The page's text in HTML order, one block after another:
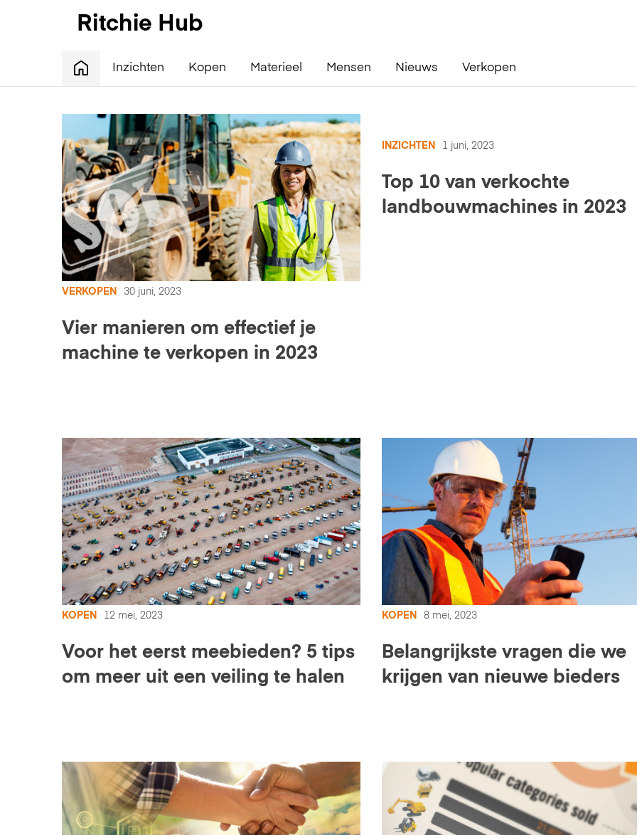
Inzichten Kopen Materieel Mensen Nieuws Verkopen
VERKOPEN 30 juni, 2023
Vier manieren om effectief je
machine te verkopen in 2023
INZICHTEN 1 juni, 2023
Top 10 van verkochte
landbouwmachines in 2023
KOPEN 12 mei, 2023
Voor het eerst meebieden? 5 tips
om meer uit een veiling te halen
KOPEN 8 mei, 2023
Belangrijkste vragen die we
krijgen van nieuwe bieders